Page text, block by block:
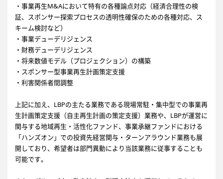
・事業再生M&Aにおいて特有の各種論点対応（経済合理性の検
証、スポンサー探索プロセスの透明性確保のための各種対応、ス
キーム検討など）
・事業デューデリジェンス
・財務デューデリジェンス
・将来数値モデル（プロジェクション）の構築
・スポンサー型事業再生計画策定支援
・利害関係者間調整
上記に加え、LBPの主たる業務である現場常駐・集中型での事業再
生計画策定支援（自主再生計画の策定支援）業務や、LBPが運営に
関与する地域再生・活性化ファンド、事業承継ファンドにおける
「ハンズオン」での投資先経営関与・ターンアラウンド業務も展
開しており、希望者は部門異動により当該業務に従事することも
可能です。